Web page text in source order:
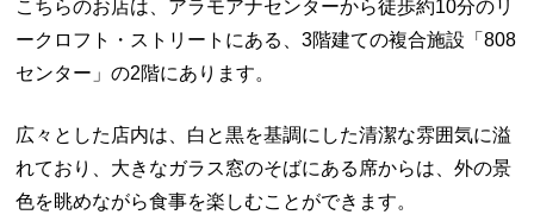
こちらのお店は、アラモアナセンターから徒歩約10分のリ
ークロフト・ストリートにある、3階建ての複合施設「808
センター」の2階にあります。
広々とした店内は、白と黒を基調にした清潔な雰囲気に溢
れており、大きなガラス窓のそばにある席からは、外の景
色を眺めながら食事を楽しむことができます。